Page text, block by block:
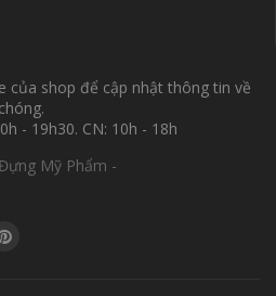
của shop để cập nhật thông tin về
- 19h30. CN: 10h - 18h
Mỹ Phẩm -